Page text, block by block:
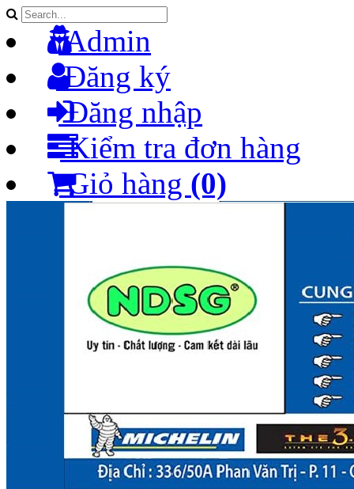
Admin
Đăng ký
Đăng nhập
Kiểm tra đơn hàng
Giỏ hàng (0)